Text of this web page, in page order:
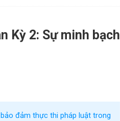
Kỳ 2: Sự minh bạch
đảm thực thi pháp luật trong